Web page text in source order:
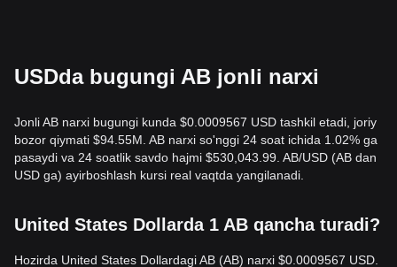
USDda bugungi AB jonli narxi
Jonli AB narxi bugungi kunda $0.0009567 USD tashkil etadi, joriy
bozor qiymati $94.55M. AB narxi so'nggi 24 soat ichida 1.02% ga
pasaydi va 24 soatlik savdo hajmi $530,043.99. AB/USD (AB dan
USD ga) ayirboshlash kursi real vaqtda yangilanadi.
United States Dollarda 1 AB qancha turadi?
Hozirda United States Dollardagi AB (AB) narxi $0.0009567 USD.